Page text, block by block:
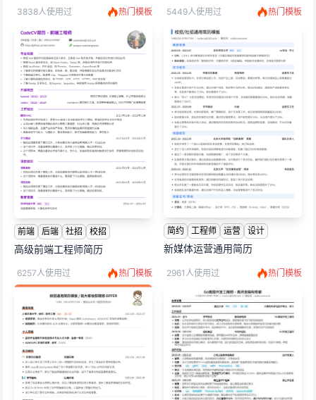
3838人使用过 热门模板
前端 后端 社招 校招
高级前端工程师简历
5449人使用过 热门模板
简约 工程师 运营 设计
新媒体运营通用简历
6257人使用过 热门模板 2961人使用过 热门模板